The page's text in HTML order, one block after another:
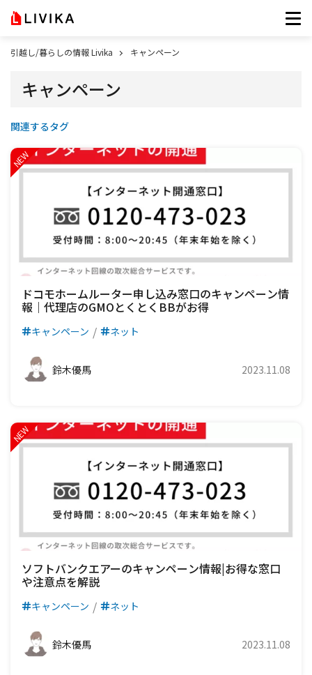
引越し/暮らしの情報 Livika キャンペーン
キャンペーン
関連するタグ
ドコモホームルーター申し込み窓口のキャンペーン情
報｜代理店のGMOとくとくBBがお得
キャンペーン ネット
鈴木優馬 2023.11.08
ソフトバンクエアーのキャンペーン情報|お得な窓口
や注意点を解説
キャンペーン ネット
鈴木優馬 2023.11.08